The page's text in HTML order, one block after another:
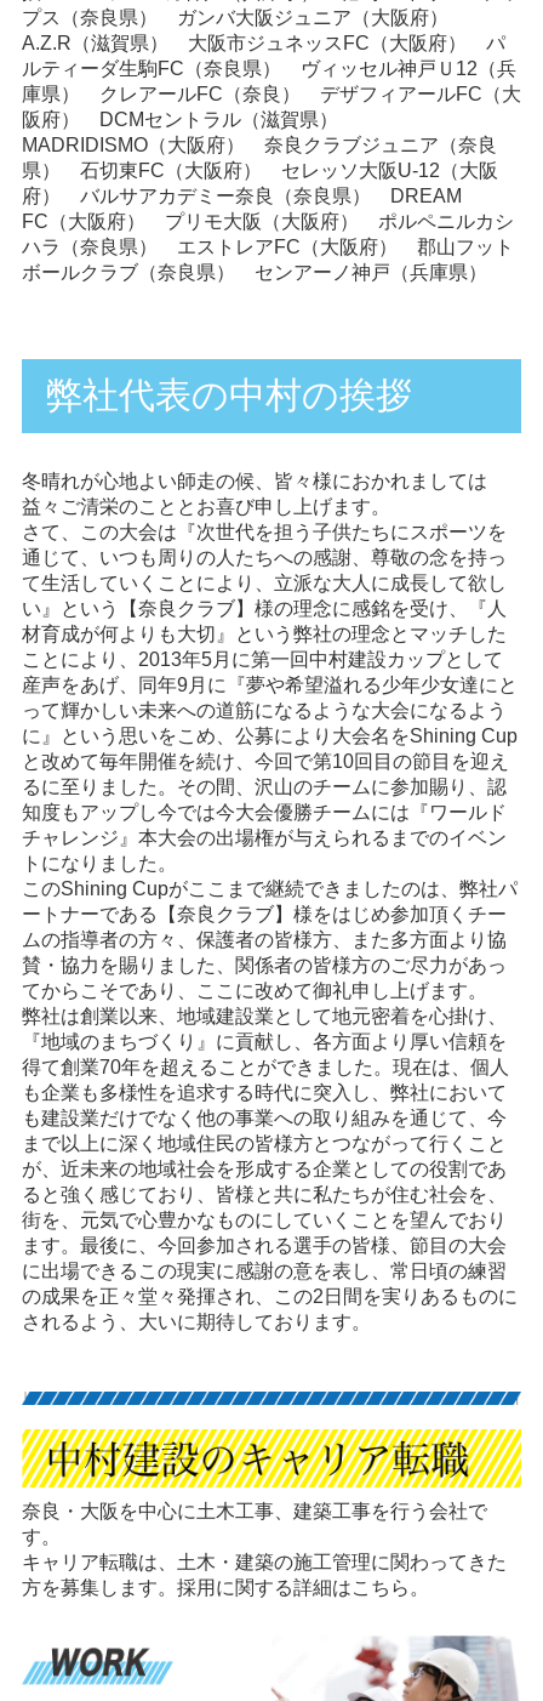
プス
（奈良県） ガンバ大阪ジュニア （大阪府）
A.Z.R （滋賀県） 大阪市ジュネッスFC （大阪府） パ
ルティーダ生駒FC （奈良県） ヴィッセル神戸Ｕ12 （兵
庫県）
クレアールFC （奈良） デザフィアールFC （大
阪府）
DCMセントラル（滋賀県）
MADRIDISMO（大阪府） 奈良クラブジュニア （奈良
県） 石切東FC （大阪府） セレッソ大阪U-12 （大阪
府） バルサアカデミー奈良 （奈良県）
DREAM
FC （大阪府） プリモ大阪 （大阪府） ポルペニルカシ
ハラ
（奈良県） エストレアFC （大阪府） 郡山フット
ボールクラブ（奈良県） センアーノ神戸 （兵庫県）
弊社代表の中村の挨拶
冬晴れが心地よい師走の候、皆々様におかれましては
益々ご清栄のこととお喜び申し上げます。
さて、この大会は『次世代を担う子供たちにスポーツを
通じて、いつも周りの人たちへの感謝、尊敬の念を持っ
て生活していくことにより、立派な大人に成長して欲し
い』という【奈良クラブ】様の理念に感銘を受け、『人
材育成が何よりも大切』という弊社の理念とマッチした
ことにより、2013年5月に第一回中村建設カップとして
産声をあげ、同年9月に『夢や希望溢れる少年少女達にと
って輝かしい未来への道筋になるような大会になるよう
に』という思いをこめ、公募により大会名をShining Cup
と改めて毎年開催を続け、今回で第10回目の節目を迎え
るに至りました。その間、沢山のチームに参加賜り、認
知度もアップし今では今大会優勝チームには『ワールド
チャレンジ』本大会の出場権が与えられるまでのイベン
トになりました。
このShining Cupがここまで継続できましたのは、弊社パ
ートナーである【奈良クラブ】様をはじめ参加頂くチー
ムの指導者の方々、保護者の皆様方、また多方面より協
賛・協力を賜りました、関係者の皆様方のご尽力があっ
てからこそであり、ここに改めて御礼申し上げます。
弊社は創業以来、地域建設業として地元密着を心掛け、
『地域のまちづくり』に貢献し、各方面より厚い信頼を
得て創業70年を超えることができました。現在は、個人
も企業も多様性を追求する時代に突入し、弊社において
も建設業だけでなく他の事業への取り組みを通じて、今
まで以上に深く地域住民の皆様方とつながって行くこと
が、近未来の地域社会を形成する企業としての役割であ
ると強く感じており、皆様と共に私たちが住む社会を、
街を、元気で心豊かなものにしていくことを望んでおり
ます。最後に、今回参加される選手の皆様、節目の大会
に出場できるこの現実に感謝の意を表し、常日頃の練習
の成果を正々堂々発揮され、この2日間を実りあるものに
されるよう、大いに期待しております。
奈良・大阪を中心に土木工事、建築工事を行う会社で
す。
キャリア転職は、土木・建築の施工管理に関わってきた
方を募集します。採用に関する詳細はこちら。